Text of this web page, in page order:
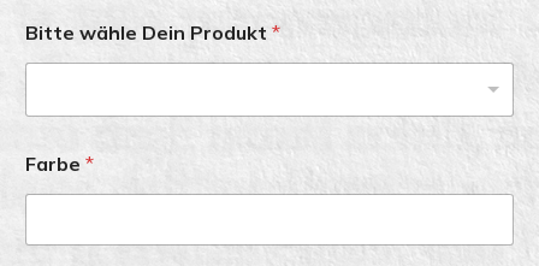
Bitte wähle Dein Produkt *
Farbe *